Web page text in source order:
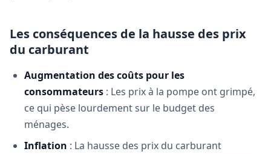
Les conséquences de la hausse des prix
du carburant
Augmentation des coûts pour les
consommateurs : Les prix à la pompe ont grimpé,
ce qui pèse lourdement sur le budget des
ménages.
Inflation : La hausse des prix du carburant